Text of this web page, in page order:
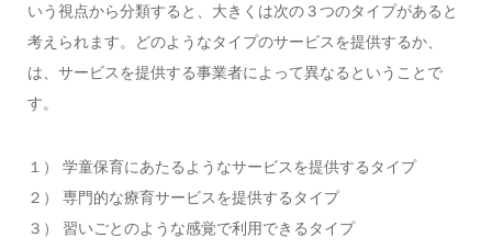
いう視点から分類すると、大きくは次の３つのタイプがあると
考えられます。どのようなタイプのサービスを提供するか、
は、サービスを提供する事業者によって異なるということで
す。
１） 学童保育にあたるようなサービスを提供するタイプ
２） 専門的な療育サービスを提供するタイプ
３） 習いごとのような感覚で利用できるタイプ